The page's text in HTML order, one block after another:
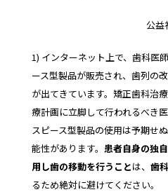
公
1) インターネット上で、歯科医
ース型製品が販売され、歯列の
が出てきています。矯正歯科治
療計画に立脚して行われるべき
スピース型製品の使用は予期せ
能性があります。 患者自身の独
用し歯の移動を行うことは、 歯
るため絶対に避けてください。